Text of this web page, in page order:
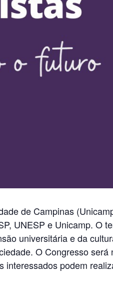
de Campinas
UNESP e Unicamp. O
universitária e da
O Congresso será
interessados podem